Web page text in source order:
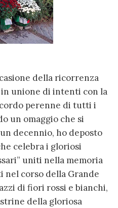
della ricorrenza
unione di intenti con la
perenne di tutti i
un omaggio che si
decennio, ho deposto
celebra i gloriosi
uniti nella memoria
nel corso della Grande
di fiori rossi e bianchi,
della gloriosa